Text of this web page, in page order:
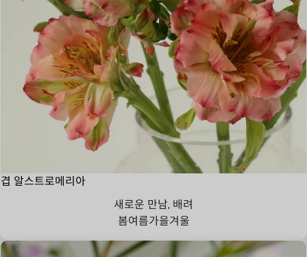
겹 알스트로메리아
새로운 만남, 배려
봄여름가을겨울